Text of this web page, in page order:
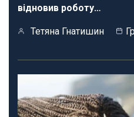
відновив роботу…
Тетяна Гнатишин